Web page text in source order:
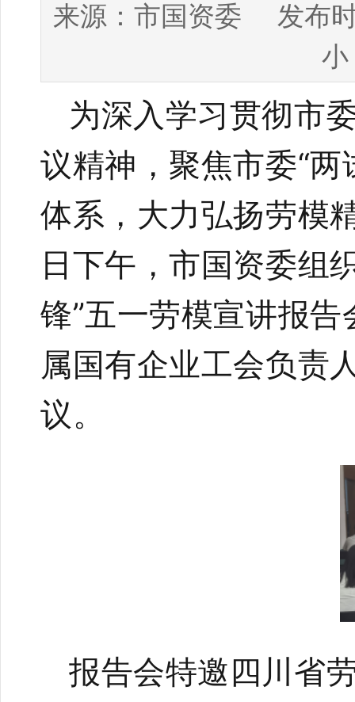
来源： 市国资委 发布
小
为深入学习贯彻市
议精神，聚焦市委“两
体系，大力弘扬劳模
日下午，市国资委组
锋”五一劳模宣讲报告
属国有企业工会负责
议。
报告会特邀四川省